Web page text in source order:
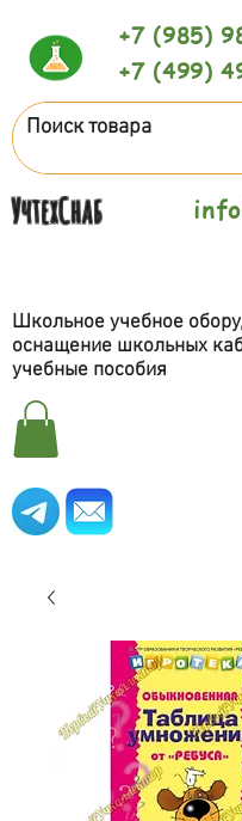
+7 (985)
+7 (499)
УчтехСнаб
Школьное учебное
оснащение школьных
учебные пособия